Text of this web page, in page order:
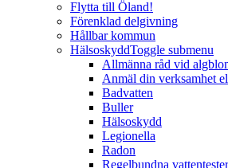
Flytta till Öland!
Förenklad delgivning
Hållbar kommun
HälsoskyddToggle submenu
Allmänna råd vid
Anmäl din verksamhet
Badvatten
Buller
Hälsoskydd
Legionella
Radon
Regelbundna